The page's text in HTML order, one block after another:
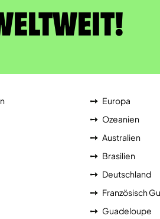
Europa
Ozeanien
Australien
Brasilien
Deutschland
Französisch
Guadeloupe